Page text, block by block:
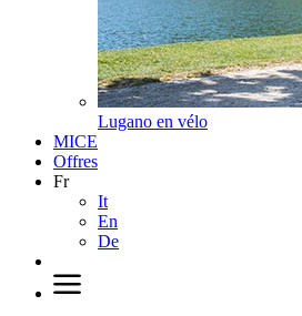
Lugano en vélo
MICE
Offres
Fr
It
En
De